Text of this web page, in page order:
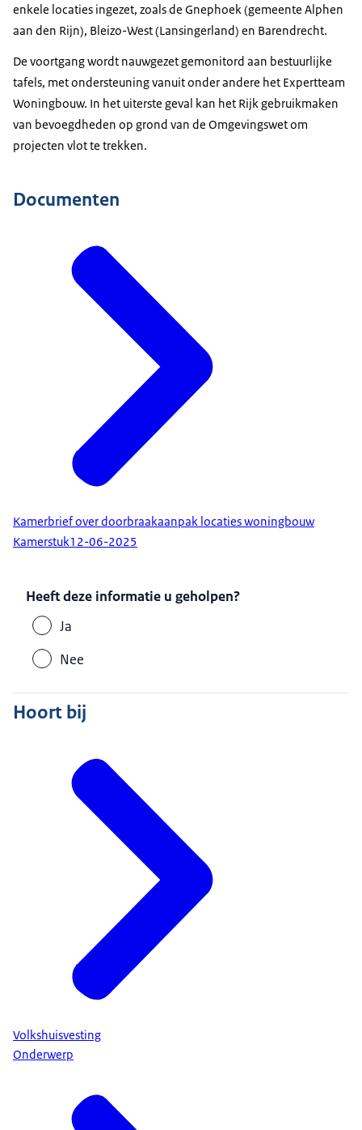
enkele locaties ingezet, zoals de Gnephoek (gemeente Alphen
aan den Rijn), Bleizo-West (Lansingerland) en Barendrecht.
De voortgang wordt nauwgezet gemonitord aan bestuurlijke
tafels, met ondersteuning vanuit onder andere het Expertteam
Woningbouw. In het uiterste geval kan het Rijk gebruikmaken
van bevoegdheden op grond van de Omgevingswet om
projecten vlot te trekken.
Documenten
Kamerbrief over doorbraakaanpak locaties woningbouw
Kamerstuk12-06-2025
Heeft deze informatie u geholpen?
Ja
Nee
Hoort bij
Volkshuisvesting
Onderwerp